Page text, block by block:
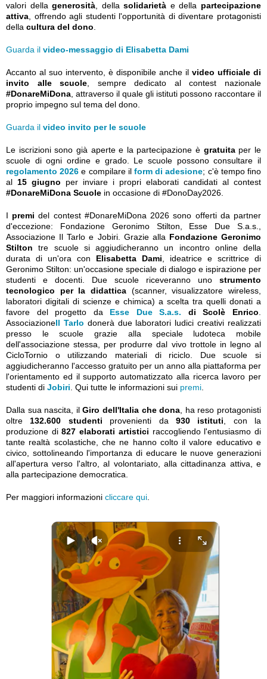
valori dellagenerosità , dellasolidarietà e della partecipazione
attiva , offrendo agli studenti l'opportunità di diventare protagonisti
della cultura del dono
Guarda il video-messaggio di Elisabetta Dami
Accanto al suo intervento, è disponibile anche il video ufficiale di
invito alle scuole , sempre dedicato al contest nazionale
#DonareMiDona , attraverso il quale gli istituti possono raccontare il
proprio impegno sul tema del dono.
Guarda il video invito per le scuole
Le iscrizioni sono già aperte e la partecipazione è gratuita per le
scuole di ogni ordine e grado. Le scuole possono consultare il
regolamento 2026e compilare ilform di adesione; c'è tempo fino
al 15 giugno per inviare i propri elaborati candidati al contest
#DonareMiDona Scuole in occasione di #DonoDay2026.
I premi del contest #DonareMiDona 2026 sono offerti da partner
d'eccezione: Fondazione Geronimo Stilton, Esse Due S.a.s.,
Associazione Il Tarlo e Jobiri. Grazie alla Fondazione Geronimo
Stilton tre scuole si aggiudicheranno un incontro online della
durata di un'ora con Elisabetta Dami , ideatrice e scrittrice di
Geronimo Stilton: un'occasione speciale di dialogo e ispirazione per
studenti e docenti. Due scuole riceveranno uno strumento
tecnologico per la didattica (scanner, visualizzatore wireless,
laboratori digitali di scienze e chimica) a scelta tra quelli donati a
favore del progetto da Esse Due S.a.s. di Scolè Enrico
AssociazioneIl Tarlo donerà due laboratori ludici creativi realizzati
presso le scuole grazie alla speciale ludoteca mobile
dell'associazione stessa, per produrre dal vivo trottole in legno al
CicloTornio o utilizzando materiali di riciclo. Due scuole si
aggiudicheranno l'accesso gratuito per un anno alla piattaforma per
l'orientamento ed il supporto automatizzato alla ricerca lavoro per
studenti di Jobiri . Qui tutte le informazioni sui premi
Dalla sua nascita, ilGiro dell'Italia che dona , ha reso protagonisti
oltre 132.600 studenti provenienti da 930 istituti , con la
produzione di827 elaborati artistici raccogliendo l'entusiasmo di
tante realtà scolastiche, che ne hanno colto il valore educativo e
civico, sottolineando l'importanza di educare le nuove generazioni
all'apertura verso l'altro, al volontariato, alla cittadinanza attiva, e
alla partecipazione democratica.
Per maggiori informazioni cliccare qui